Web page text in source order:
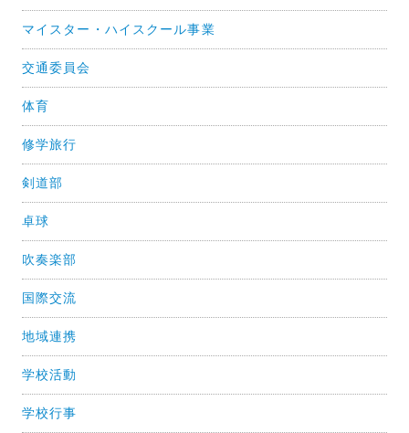
マイスター・ハイスクール事業
交通委員会
体育
修学旅行
剣道部
卓球
吹奏楽部
国際交流
地域連携
学校活動
学校行事